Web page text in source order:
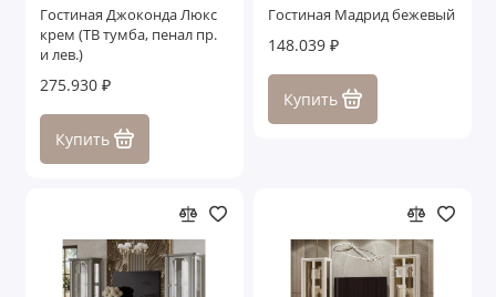
Гостиная Джоконда Люкс
крем (ТВ тумба, пенал пр.
и лев.)
275.930 ₽
Купить
Гостиная Мадрид бежевый
148.039 ₽
Купить